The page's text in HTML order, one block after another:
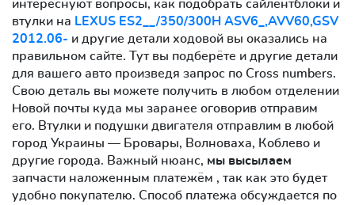
интереснуют вопросы, как подобрать сайлентблоки и
втулки на LEXUS ES2__/350/300H ASV6_,AVV60,GSV
2012.06- и другие детали ходовой вы оказались на
правильном сайте. Тут вы подберёте и другие детали
для вашего авто произведя запрос по Cross numbers.
Свою деталь вы можете получить в любом отделении
Новой почты куда мы заранее оговорив отправим
его. Втулки и подушки двигателя отправлим в любой
город Украины — Бровары, Волноваха, Коблево и
другие города. Важный нюанс, мы высылаем
запчасти наложенным платежём , так как это будет
удобно покупателю. Способ платежа обсуждается по